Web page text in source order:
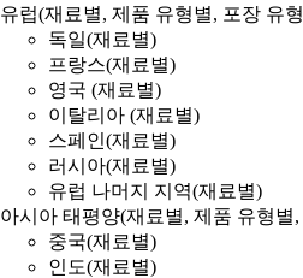
유럽(재료별, 제품 유형별, 포장 유
독일(재료별)
프랑스(재료별)
영국 (재료별)
이탈리아 (재료별)
스페인(재료별)
러시아(재료별)
유럽 ​​나머지 지역(재료별)
아시아 태평양(재료별, 제품 유형별
중국(재료별)
인도(재료별)